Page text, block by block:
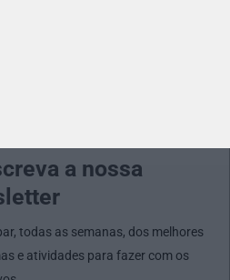
a nossa
todas as semanas, dos melhores
e atividades para fazer com os